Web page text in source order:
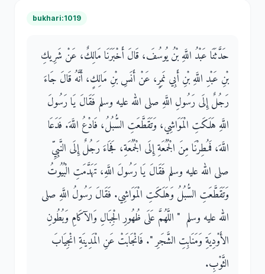
bukhari:1019
حَدَّثَنَا عَبْدُ اللَّهِ بْنُ يُوسُفَ، قَالَ أَخْبَرَنَا مَالِكٌ، عَنْ شَرِيكِ
بْنِ عَبْدِ اللَّهِ بْنِ أَبِي نَمِرٍ، عَنْ أَنَسِ بْنِ مَالِكٍ، أَنَّهُ قَالَ جَاءَ
رَجُلٌ إِلَى رَسُولِ اللَّهِ صلى الله عليه وسلم فَقَالَ يَا رَسُولَ
اللَّهِ هَلَكَتِ الْمَوَاشِي، وَتَقَطَّعَتِ السُّبُلُ، فَادْعُ اللَّهَ‏.‏ فَدَعَا
اللَّهَ، فَمُطِرْنَا مِنَ الْجُمُعَةِ إِلَى الْجُمُعَةِ، فَجَاءَ رَجُلٌ إِلَى النَّبِيِّ
صلى الله عليه وسلم فَقَالَ يَا رَسُولَ اللَّهِ، تَهَدَّمَتِ الْبُيُوتُ
وَتَقَطَّعَتِ السُّبُلُ وَهَلَكَتِ الْمَوَاشِي‏.‏ فَقَالَ رَسُولُ اللَّهِ صلى
الله عليه وسلم ‏ "‏ اللَّهُمَّ عَلَى ظُهُورِ الْجِبَالِ وَالآكَامِ وَبُطُونِ
الأَوْدِيَةِ وَمَنَابِتِ الشَّجَرِ ‏"‏‏.‏ فَانْجَابَتْ عَنِ الْمَدِينَةِ انْجِيَابَ
الثَّوْبِ‏.‏